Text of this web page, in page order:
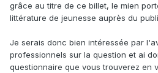
grâce au titre de ce billet, le mien
littérature de jeunesse auprès du
Je serais donc bien intéressée par
professionnels sur la question et ai
questionnaire que vous trouverez en